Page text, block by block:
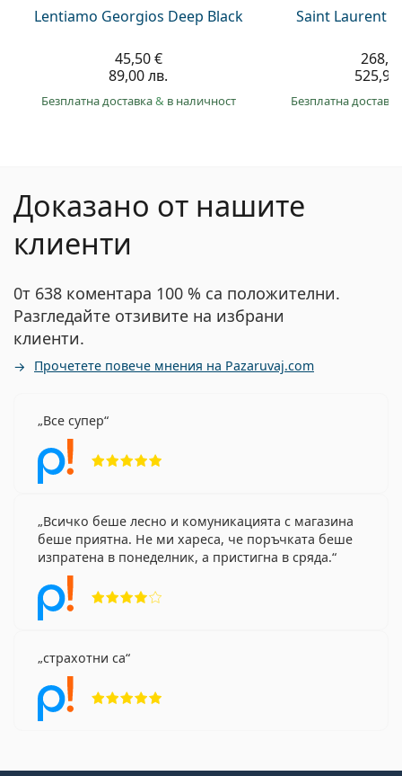
Lentiamo Georgios Deep Black
45,50 €
89,00 лв.
Безплатна доставка& в наличност
Saint Laurent
Безплатна
Доказано от нашите
клиенти
0т 638 коментара 100 % са положителни.
Разгледайте отзивите на избрани
клиенти.
Прочетете повече мнения на Pazaruvaj.com
Все супер
Всичко беше лесно и комуникацията с магазина
беше приятна. Не ми хареса, че поръчката беше
изпратена в понеделник, а пристигна в сряда.
страхотни са